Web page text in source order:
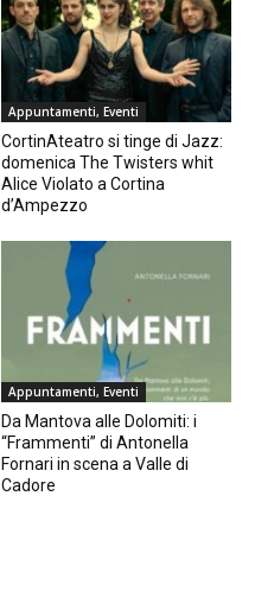
Appuntamenti, Eventi
CortinAteatro si tinge di Jazz:
domenica The Twisters whit
Alice Violato a Cortina
d’Ampezzo
Appuntamenti, Eventi
Da Mantova alle Dolomiti: i
“Frammenti” di Antonella
Fornari in scena a Valle di
Cadore